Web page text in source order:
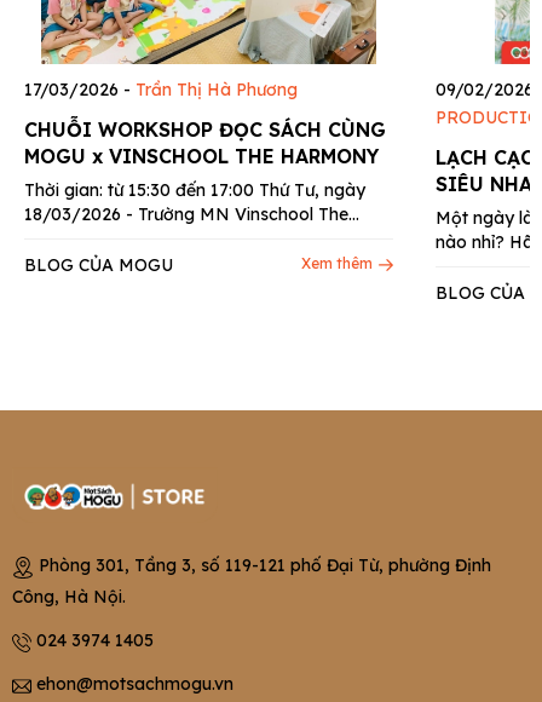
17/03/2026 - Trần Thị Hà Phương
CHUỖI WORKSHOP ĐỌC SÁCH CÙNG
MOGU x VINSCHOOL THE HARMONY
Thời gian: từ 15:30 đến 17:00 Thứ Tư, ngày
18/03/2026 - Trường MN Vinschool The
BLOG CỦA MOGU
Xem thêm
09/02/2026
LẠCH
SIÊU
Một ngày
nào nhỉ?
BLOG CỦA
Phòng 301, Tầng 3, số 119-121 phố Đại Từ, phường Định
Công, Hà Nội.
024 3974 1405
ehon@motsachmogu.vn